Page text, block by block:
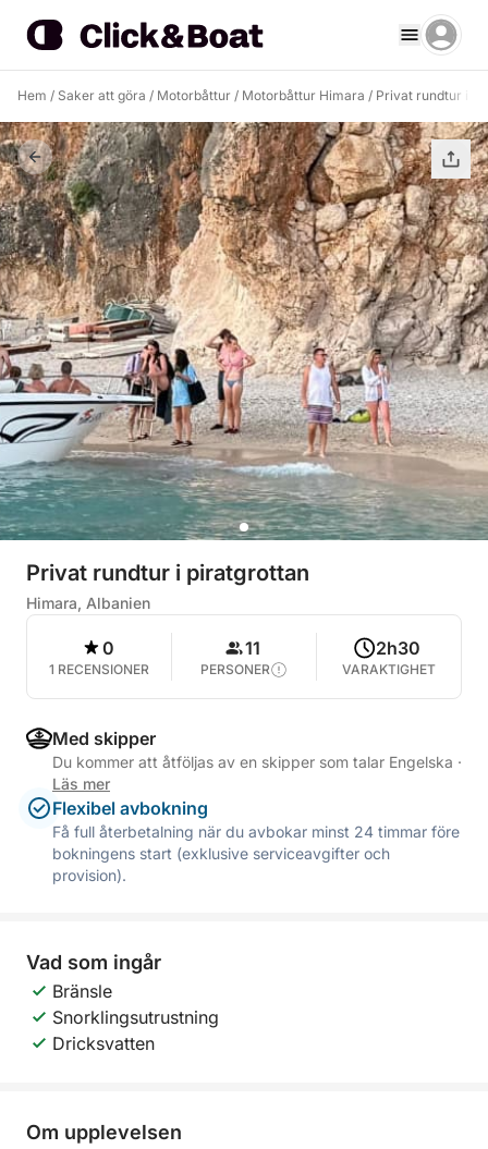
Hem / Saker att göra / Motorbåttur / Motorbåttur Himara / Privat rundtur i
Privat rundtur i piratgrottan
Himara, Albanien
0
1 RECENSIONER
11
PERSONER
2h30
VARAKTIGHET
Med skipper
Du kommer att åtföljas av en skipper som talar Engelska ·
Läs mer
Flexibel avbokning
Få full återbetalning när du avbokar minst 24 timmar före
bokningens start (exklusive serviceavgifter och
provision).
Vad som ingår
Bränsle
Snorklingsutrustning
Dricksvatten
Om upplevelsen